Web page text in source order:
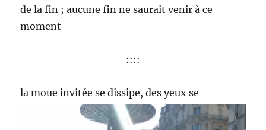
de la fin ; aucune fin ne saurait venir à ce
moment
::::
la moue invitée se dissipe, des yeux se